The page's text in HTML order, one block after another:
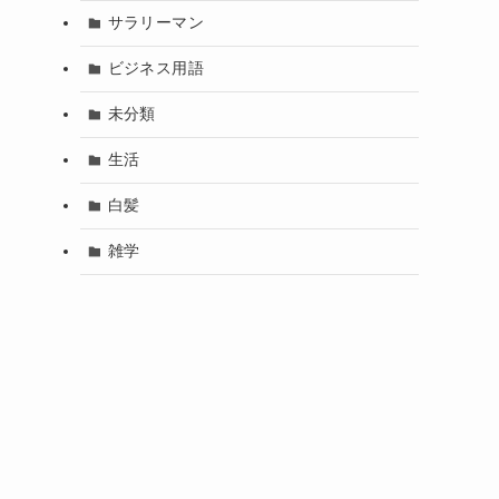
サラリーマン
ビジネス用語
未分類
生活
白髪
雑学